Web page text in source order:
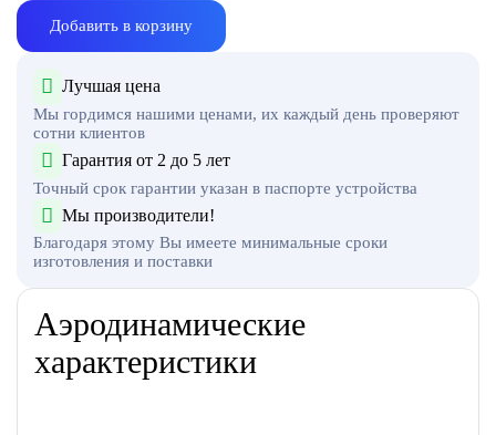
Добавить в корзину
Лучшая цена
Мы гордимся нашими ценами, их каждый день проверяют
сотни клиентов
Гарантия от 2 до 5 лет
Точный срок гарантии указан в паспорте устройства
Мы производители!
Благодаря этому Вы имеете минимальные сроки
изготовления и поставки
Аэродинамические
характеристики